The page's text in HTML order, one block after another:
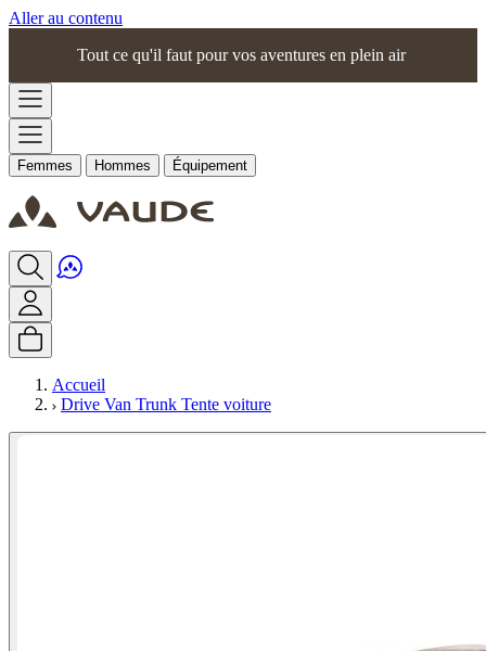
Aller au contenu
Tout ce qu'il faut pour vos aventures en plein air
Femmes Hommes Équipement
Accueil
Drive Van Trunk Tente voiture